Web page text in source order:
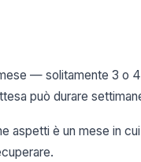
— solitamente 3 o
può durare
aspetti è un mese in